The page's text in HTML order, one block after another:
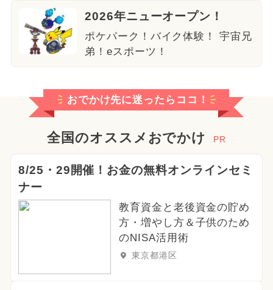
2026年ニューオープン！
ポケパーク！バイク体験！ 宇宙兄
弟！eスポーツ！
おでかけ先に迷ったらココ！
全国のオススメおでかけ PR
8/25・29開催！お金の無料オンラインセミ
ナー
教育資金と老後資金の貯め
方・増やし方＆子供のため
のNISA活用術
東京都港区